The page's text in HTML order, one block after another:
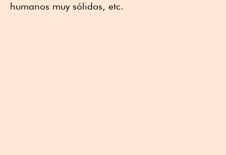
humanos muy sólidos, etc.